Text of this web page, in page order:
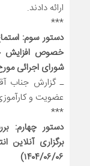
ارائه دادند.
***
دستور سوم:
خصوص افزایش
شورای اجرائی مورخ ۱۴۰۴/۰۴/
ـ گزارش جناب
عضویت و
***
دستور چهارم:
برگزاری آنلاین
۱۴۰۴/۰۶/۰۶)